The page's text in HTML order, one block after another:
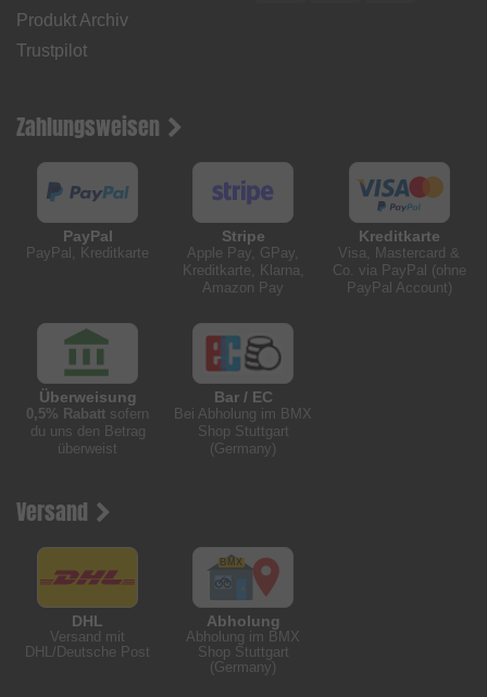
Produkt Archiv
Trustpilot
Zahlungsweisen
PayPal
PayPal, Kreditkarte
Stripe
Apple Pay, GPay,
Kreditkarte, Klarna,
Amazon Pay
Kreditkarte
Visa, Mastercard &
Co. via PayPal (ohne
PayPal Account)
Überweisung
0,5% Rabatt sofern
du uns den Betrag
überweist
Bar / EC
Bei Abholung im BMX
Shop Stuttgart
(Germany)
Versand
DHL
Versand mit
DHL/Deutsche Post
Abholung
Abholung im BMX
Shop Stuttgart
(Germany)